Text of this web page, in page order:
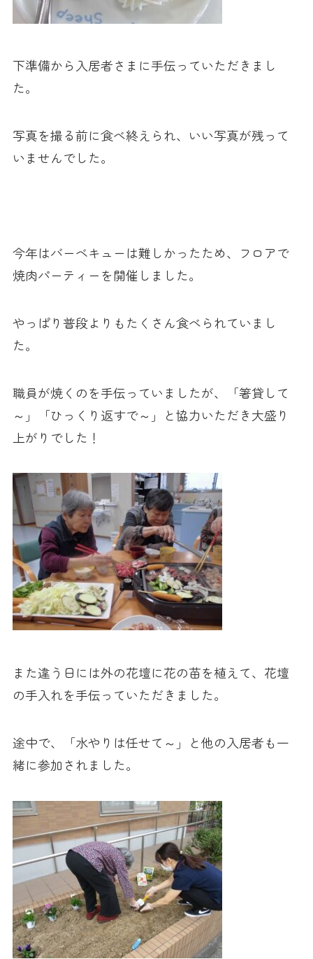
下準備から入居者さまに手伝っていただきまし
た。
写真を撮る前に食べ終えられ、いい写真が残って
いませんでした。
今年はバーベキューは難しかったため、フロアで
焼肉パーティーを開催しました。
やっぱり普段よりもたくさん食べられていまし
た。
職員が焼くのを手伝っていましたが、「箸貸して
～」「ひっくり返すで～」と協力いただき大盛り
上がりでした！
また違う日には外の花壇に花の苗を植えて、花壇
の手入れを手伝っていただきました。
途中で、「水やりは任せて～」と他の入居者も一
緒に参加されました。